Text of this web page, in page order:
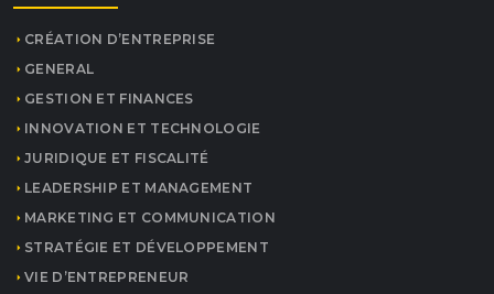
CRÉATION D’ENTREPRISE
GENERAL
GESTION ET FINANCES
INNOVATION ET TECHNOLOGIE
JURIDIQUE ET FISCALITÉ
LEADERSHIP ET MANAGEMENT
MARKETING ET COMMUNICATION
STRATÉGIE ET DÉVELOPPEMENT
VIE D’ENTREPRENEUR